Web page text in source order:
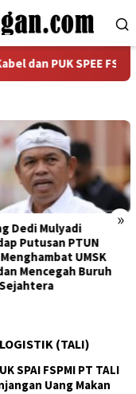
PUK SPEE FSPMI
»
Bapak Aing
Banding, MA Tak
Mengubur
UMSK Jawa Barat
(TALI)
SPAI FSPMI PT TALI
Uang Makan